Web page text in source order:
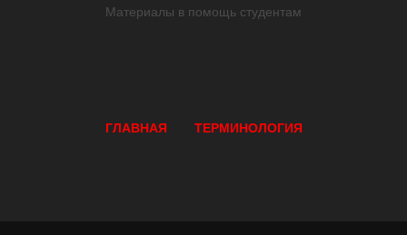
Материалы в помощь студентам
ГЛАВНАЯ ТЕРМИНОЛОГИЯ